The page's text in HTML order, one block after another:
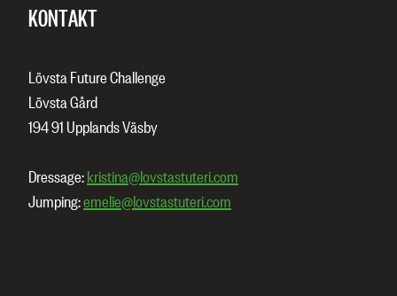
KONTAKT
Lövsta Future Challenge
Lövsta Gård
194 91 Upplands Väsby
Dressage:kristina@lovstastuteri.com
Jumping:emelie@lovstastuteri.com